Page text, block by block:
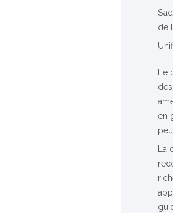
de
en